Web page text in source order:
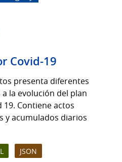
Covid-19
presenta diferentes
la evolución del plan
19. Contiene actos
y acumulados diarios
JSON